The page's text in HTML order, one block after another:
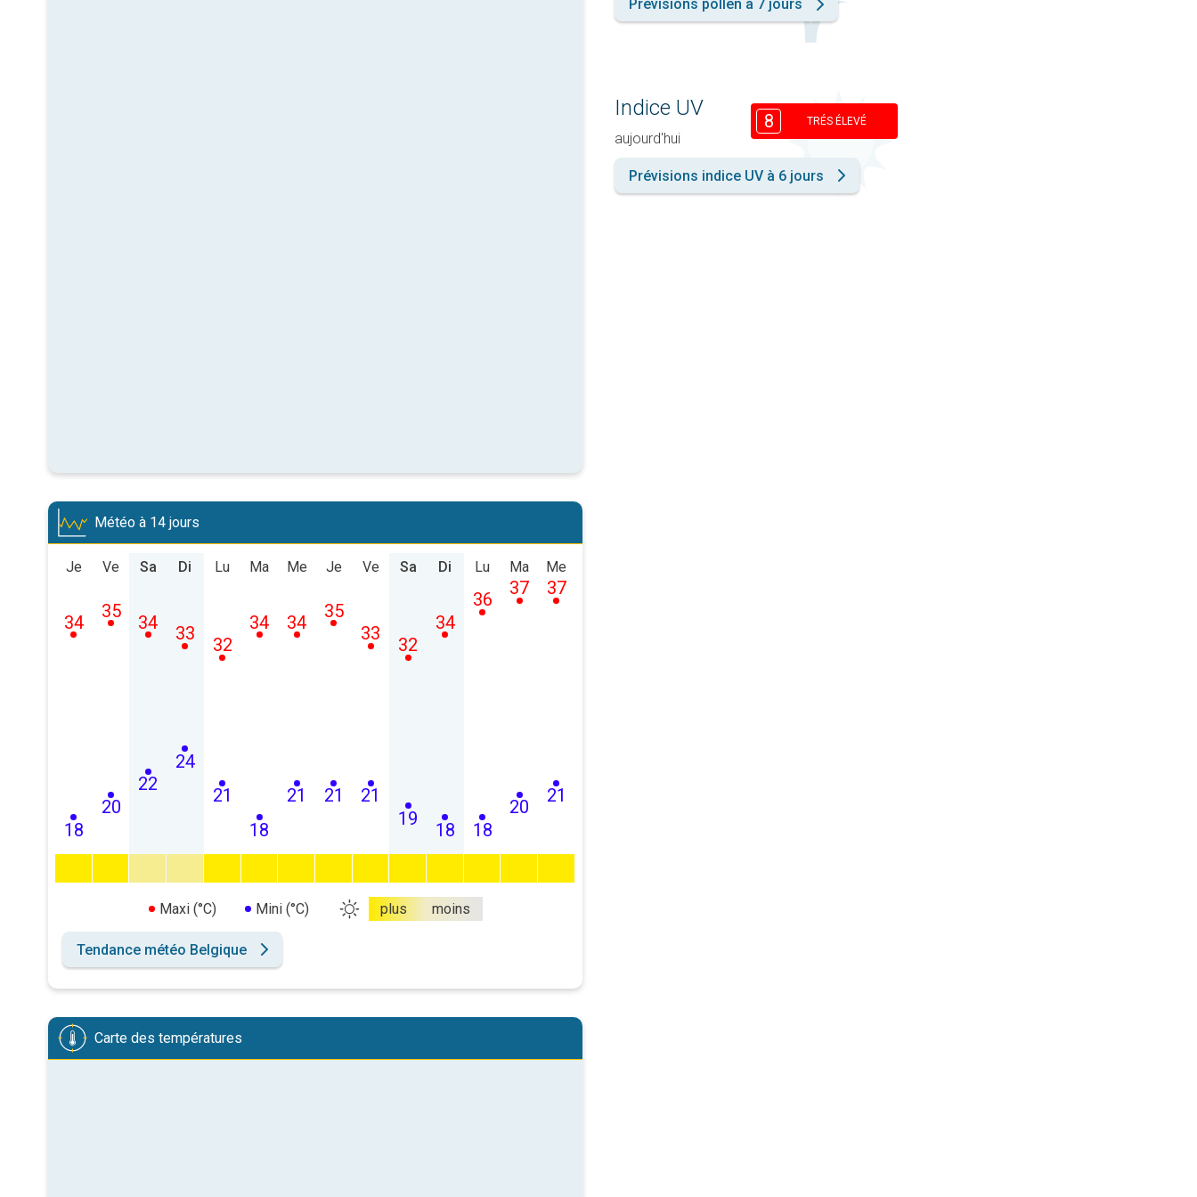
Météo à 14 jours
Je
18
34
Ve
20
35
Sa
22
34
Di
24
33
Lu
21
32
Ma
18
34
Me
21
34
Je
21
35
Ve
21
33
Sa
19
32
Di
18
34
Lu
18
36
Ma
20
37
Me
21
37
Maxi (°C) Mini (°C) plus moins
Tendance météo Belgique
Carte des températures
Prévisions pollen à 7 jours
Indice UV
aujourd'hui
8 TRÉS ÉLEVÉ
Prévisions indice UV à 6 jours